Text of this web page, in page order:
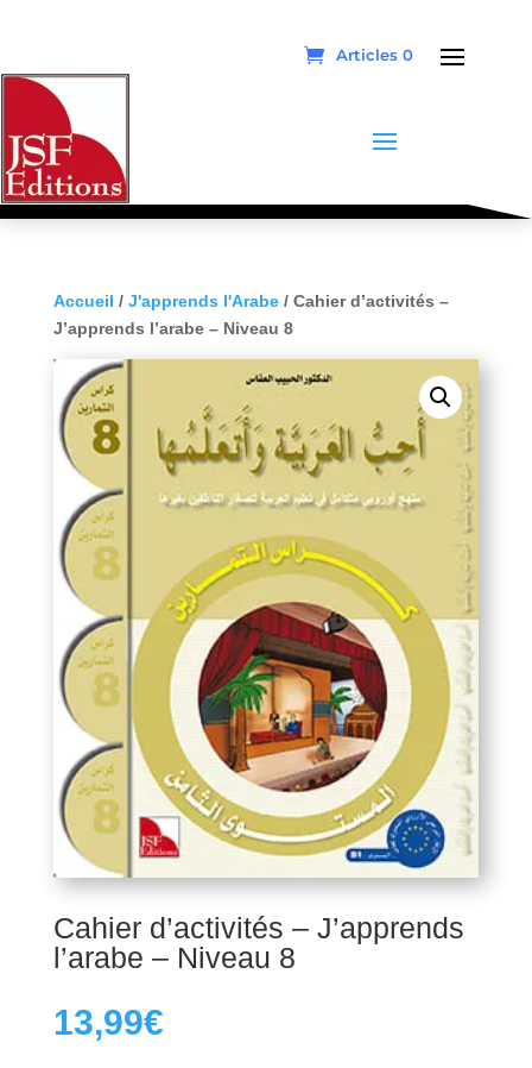
Articles 0
Accueil / J'apprends l'Arabe/ Cahier d’activités –
J’apprends l’arabe – Niveau 8
Cahier d’activités – J’apprends
l’arabe – Niveau 8
13,99€